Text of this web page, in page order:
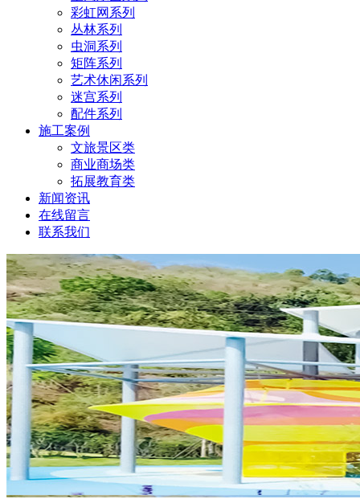
彩虹网系列
丛林系列
虫洞系列
矩阵系列
艺术休闲系列
迷宫系列
配件系列
施工案例
文旅景区类
商业商场类
拓展教育类
新闻资讯
在线留言
联系我们